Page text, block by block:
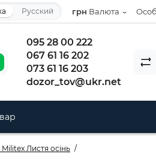
грн Валюта
Русский
095 28 00 222
067 61 16 202
073 61 16 203
dozor_tov@ukr.net
Militex Листя осінь